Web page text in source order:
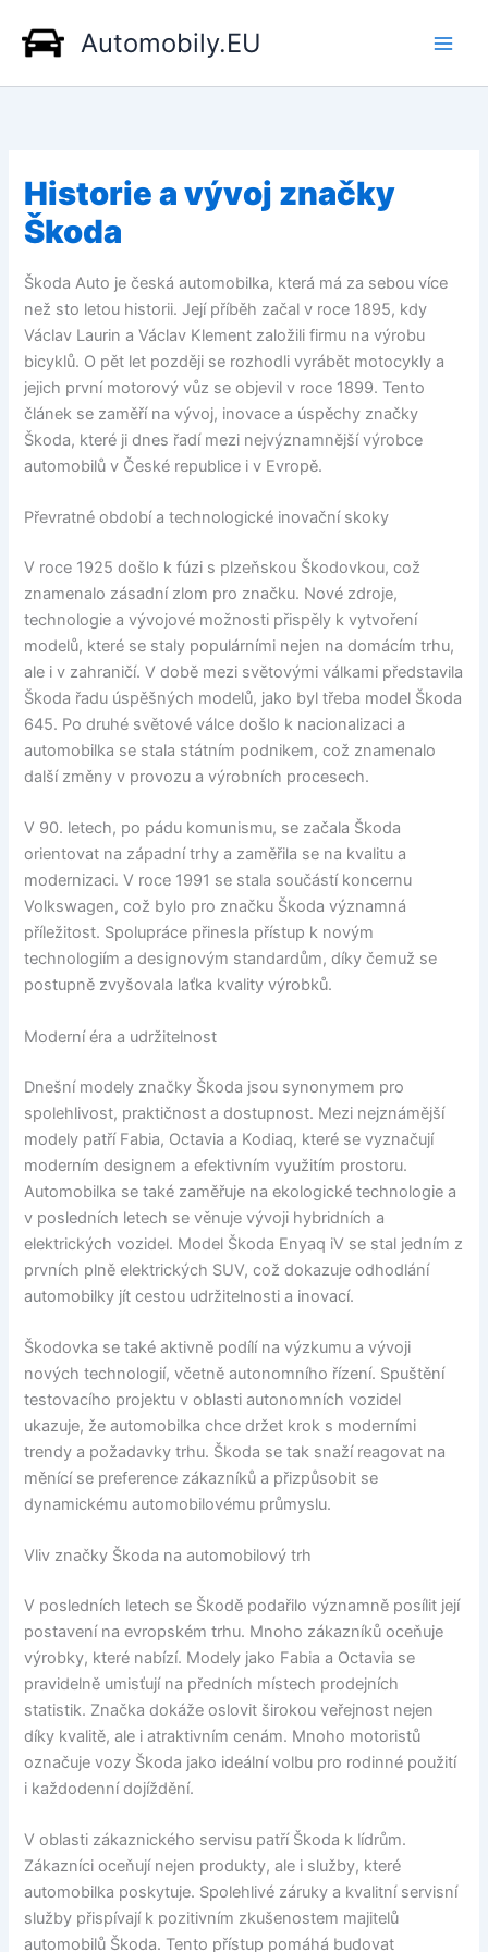
obsah
Automobily.EU
Historie a vývoj značky
Škoda
Škoda Auto je česká automobilka, která má za sebou více
než sto letou historii. Její příběh začal v roce 1895, kdy
Václav Laurin a Václav Klement založili firmu na výrobu
bicyklů. O pět let později se rozhodli vyrábět motocykly a
jejich první motorový vůz se objevil v roce 1899. Tento
článek se zaměří na vývoj, inovace a úspěchy značky
Škoda, které ji dnes řadí mezi nejvýznamnější výrobce
automobilů v České republice i v Evropě.
Převratné období a technologické inovační skoky
V roce 1925 došlo k fúzi s plzeňskou Škodovkou, což
znamenalo zásadní zlom pro značku. Nové zdroje,
technologie a vývojové možnosti přispěly k vytvoření
modelů, které se staly populárními nejen na domácím trhu,
ale i v zahraničí. V době mezi světovými válkami představila
Škoda řadu úspěšných modelů, jako byl třeba model Škoda
645. Po druhé světové válce došlo k nacionalizaci a
automobilka se stala státním podnikem, což znamenalo
další změny v provozu a výrobních procesech.
V 90. letech, po pádu komunismu, se začala Škoda
orientovat na západní trhy a zaměřila se na kvalitu a
modernizaci. V roce 1991 se stala součástí koncernu
Volkswagen, což bylo pro značku Škoda významná
příležitost. Spolupráce přinesla přístup k novým
technologiím a designovým standardům, díky čemuž se
postupně zvyšovala laťka kvality výrobků.
Moderní éra a udržitelnost
Dnešní modely značky Škoda jsou synonymem pro
spolehlivost, praktičnost a dostupnost. Mezi nejznámější
modely patří Fabia, Octavia a Kodiaq, které se vyznačují
moderním designem a efektivním využitím prostoru.
Automobilka se také zaměřuje na ekologické technologie a
v posledních letech se věnuje vývoji hybridních a
elektrických vozidel. Model Škoda Enyaq iV se stal jedním z
prvních plně elektrických SUV, což dokazuje odhodlání
automobilky jít cestou udržitelnosti a inovací.
Škodovka se také aktivně podílí na výzkumu a vývoji
nových technologií, včetně autonomního řízení. Spuštění
testovacího projektu v oblasti autonomních vozidel
ukazuje, že automobilka chce držet krok s moderními
trendy a požadavky trhu. Škoda se tak snaží reagovat na
měnící se preference zákazníků a přizpůsobit se
dynamickému automobilovému průmyslu.
Vliv značky Škoda na automobilový trh
V posledních letech se Škodě podařilo významně posílit její
postavení na evropském trhu. Mnoho zákazníků oceňuje
výrobky, které nabízí. Modely jako Fabia a Octavia se
pravidelně umisťují na předních místech prodejních
statistik. Značka dokáže oslovit širokou veřejnost nejen
díky kvalitě, ale i atraktivním cenám. Mnoho motoristů
označuje vozy Škoda jako ideální volbu pro rodinné použití
i každodenní dojíždění.
V oblasti zákaznického servisu patří Škoda k lídrům.
Zákazníci oceňují nejen produkty, ale i služby, které
automobilka poskytuje. Spolehlivé záruky a kvalitní servisní
služby přispívají k pozitivním zkušenostem majitelů
automobilů Škoda. Tento přístup pomáhá budovat